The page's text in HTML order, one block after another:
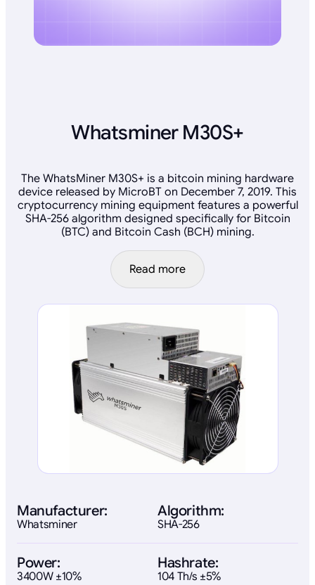
Whatsminer M30S+
The WhatsMiner M30S+ is a bitcoin mining hardware
device released by MicroBT on December 7, 2019. This
cryptocurrency mining equipment features a powerful
SHA-256 algorithm designed specifically for Bitcoin
(BTC) and Bitcoin Cash (BCH) mining.
Read more
Manufacturer:
Whatsminer
Algorithm:
SHA-256
Power:
3400W ±10%
Hashrate:
104 Th/s ±5%